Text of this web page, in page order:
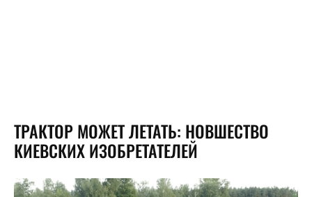
ТРАКТОР МОЖЕТ ЛЕТАТЬ: НОВШЕСТВО
КИЕВСКИХ ИЗОБРЕТАТЕЛЕЙ